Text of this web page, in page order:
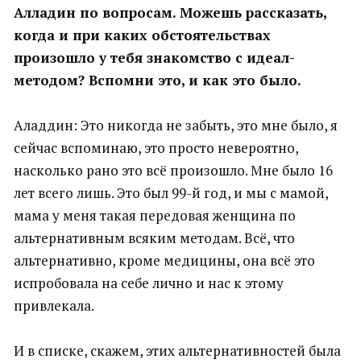
Алладин по вопросам. Можешь рассказать,
когда и при каких обстоятельствах
произошло у тебя знакомство с идеал-
методом? Вспомни это, и как это было.
Аладдин: Это никогда не забыть, это мне было, я
сейчас вспоминаю, это просто невероятно,
насколько рано это всё произошло. Мне было 16
лет всего лишь. Это был 99-й год, и мы с мамой,
мама у меня такая передовая женщина по
альтернативным всяким методам. Всё, что
альтернативно, кроме медицины, она всё это
испробовала на себе лично и нас к этому
привлекала.
И в списке, скажем, этих альтернативностей была